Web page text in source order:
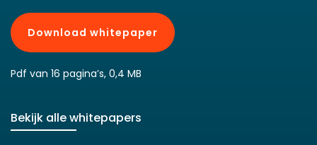
Download whitepaper
Pdf van 16 pagina’s, 0,4 MB
Bekijk alle whitepapers